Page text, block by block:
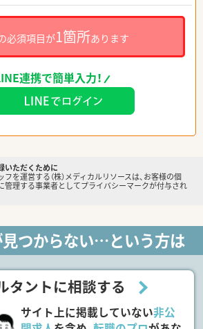
必須項目が1箇所あります
連携で簡単入力！
いただくために
を運営する（株）メディカルリソースは、お客様の個
管理する事業者としてプライバシーマークが付与され
つからない…という方は
タントに相談する
サイト上に掲載していない非公